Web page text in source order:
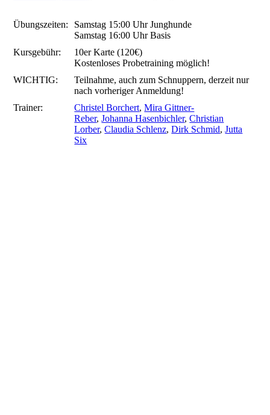
Übungszeiten:
Samstag 15:00 Uhr Junghunde
Samstag 16:00 Uhr Basis
Kursgebühr:
10er Karte (120€)
Kostenloses Probetraining möglich!
WICHTIG:
Teilnahme, auch zum Schnuppern, derzeit nur
nach vorheriger Anmeldung!
Trainer:
Christel Borchert,Mira Gittner-
Reber,Johanna Hasenbichler,Christian
Lorber,Claudia Schlenz,Dirk Schmid,Jutta
Six